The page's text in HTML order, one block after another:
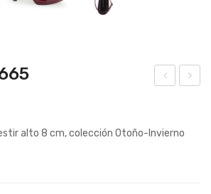
256 256
alto 8 cm, colección Otoño-Invierno